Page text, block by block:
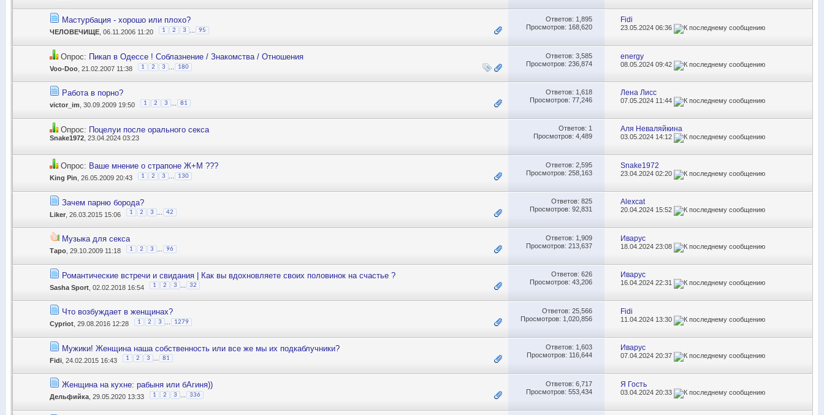
Мастурбация - хорошо или плохо?
ЧЕЛОВЕЧИЩЕ , 06.11.2006 11:20 1 2 3 95
Ответов: 1,895
Просмотров: 168,620
Fidi
23.05.202406:36
Опрос: Пикап в Одессе ! Соблазнение / Знакомства / Отношения
Voo-Doo , 21.02.2007 11:38 1 2 3 180
Ответов: 3,585
Просмотров: 236,874
energy
08.05.202409:42
Работа в порно?
victor_im , 30.09.2009 19:50 1 2 3 81
Ответов: 1,618
Просмотров: 77,246
Лена Лисс
07.05.2024 11:44
Опрос: Поцелуи после орального секса
Snake1972 , 23.04.2024 03:23
Ответов: 1
Просмотров: 4,489
Аля Неваляйкина
03.05.202414:12
Опрос: Ваше мнение о страпоне Ж+М ???
King Pin , 26.05.2009 20:43 1 2 3 130
Ответов: 2,595
Просмотров: 258,163
Snake1972
23.04.202402:20
Зачем парню борода?
Liker , 26.03.2015 15:06 1 2 3 ... 42
Ответов: 825
Просмотров: 92,831
Alexcat
20.04.202415:52
Музыка для секса
Таро , 29.10.2009 11:18 1 2 3 96
Ответов: 1,909
Просмотров: 213,637
Иварус
18.04.202423:08
Романтические встречи и свидания | Как вы вдохновляете своих половинок на счастье ?
Sasha Sport , 02.02.2018 16:54 1 2 3 32
Ответов: 626
Просмотров: 43,206
Иварус
16.04.202422:31
Что возбуждает в женщинах?
Cypriot , 29.08.2016 12:28 1 2 3 1279
Ответов: 25,566
Просмотров: 1,020,856
Fidi
11.04.2024 13:30
Мужики! Женщина наша собственность или все же мы их подкаблучники?
Fidi , 24.02.2015 16:43 1 2 3 81
Ответов: 1,603
Просмотров: 116,644
Иварус
07.04.202420:37
Женщина на кухне: рабыня или бАгиня))
Дельфийка , 29.05.2020 13:33 1 2 3 336
Ответов: 6,717
Просмотров: 553,434
Я Гость
03.04.202420:33